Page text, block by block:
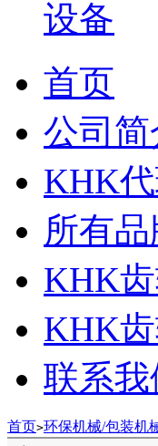
首页
公司简
KHK
所有品
KHK
KHK
联系我
首页>环保机械/包装机